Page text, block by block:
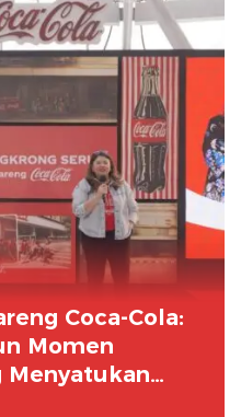
Coca-Cola:
Momen
Menyatukan